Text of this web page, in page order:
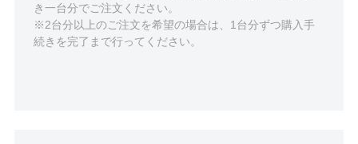
き一台分でご注文ください。
※2台分以上のご注文を希望の場合は、1台分ずつ購入手
続きを完了まで行ってください。